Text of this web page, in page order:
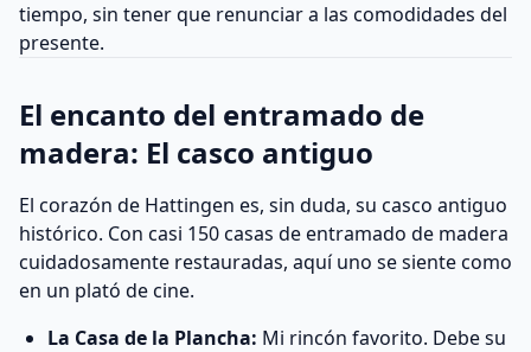
tiempo, sin tener que renunciar a las comodidades del
presente.
El encanto del entramado de
madera: El casco antiguo
El corazón de Hattingen es, sin duda, su casco antiguo
histórico. Con casi 150 casas de entramado de madera
cuidadosamente restauradas, aquí uno se siente como
en un plató de cine.
La Casa de la Plancha: Mi rincón favorito. Debe su